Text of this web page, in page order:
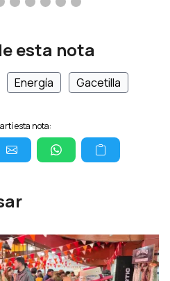
esta nota
Energía Gacetilla
esta nota: